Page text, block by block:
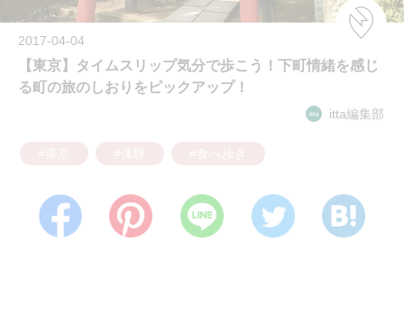
2017-04-04
【東京】タイムスリップ気分で歩こう！下町情緒を感じ
る町の旅のしおりをピックアップ！
itta編集部